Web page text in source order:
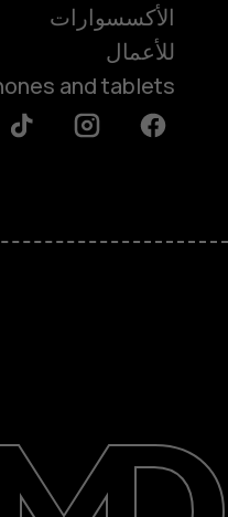
الدعم
English
الأكسسوارات
للأعمال
and tablets
Facebook
Instagram